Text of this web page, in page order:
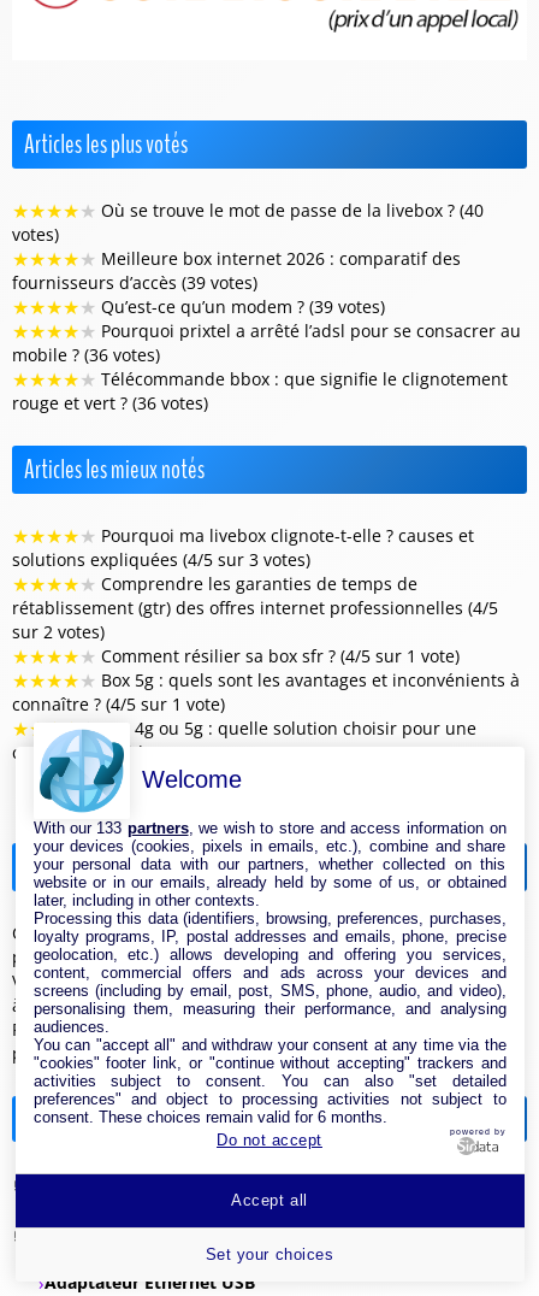
Articles les plus votés
★★★★★ Où se trouve le mot de passe de la livebox ? (40
votes)
★★★★★ Meilleure box internet 2026 : comparatif des
fournisseurs d’accès (39 votes)
★★★★★ Qu’est-ce qu’un modem ? (39 votes)
★★★★★ Pourquoi prixtel a arrêté l’adsl pour se consacrer au
mobile ? (36 votes)
★★★★★ Télécommande bbox : que signifie le clignotement
rouge et vert ? (36 votes)
Articles les mieux notés
★★★★★ Pourquoi ma livebox clignote-t-elle ? causes et
solutions expliquées (4/5 sur 3 votes)
★★★★★ Comprendre les garanties de temps de
rétablissement (gtr) des offres internet professionnelles (4/5
sur 2 votes)
★★★★★ Comment résilier sa box sfr ? (4/5 sur 1 vote)
★★★★★ Box 5g : quels sont les avantages et inconvénients à
connaître ? (4/5 sur 1 vote)
★★ ★★★Box 4g ou 5g : quelle solution choisir pour une
connexion rapide ? (4/5 sur 1 vote)
Actualités
Cette Bbox permet de s’offrir une PS5 Slim à presque moitié
prix - edcom.fr
Vous n’avez pas besoin de 8 Gb/s et du Wi-Fi 7 ? Cette box fibre
à 22,99€ pourrait vous suffire - Ariase
Freebox Pop S : 5 Gb/s et Wi-Fi 7 pour moins de 25 €, où est le
piège ? - DegroupTest
Catégories de la boutique
Adaptateur Ethernet USB
Welcome
With our 133 partners, we wish to store and access information on
your devices (cookies, pixels in emails, etc.), combine and share
your personal data with our partners, whether collected on this
website or in our emails, already held by some of us, or obtained
later, including in other contexts.
Processing this data (identifiers, browsing, preferences, purchases,
loyalty programs, IP, postal addresses and emails, phone, precise
geolocation, etc.) allows developing and offering you services,
content, commercial offers and ads across your devices and
screens (including by email, post, SMS, phone, audio, and video),
personalising them, measuring their performance, and analysing
audiences.
You can "accept all" and withdraw your consent at any time via the
"cookies" footer link, or "continue without accepting" trackers and
activities subject to consent. You can also "set detailed
preferences" and object to processing activities not subject to
consent. These choices remain valid for 6 months.
Do not accept
powered by
Set your choices
Accept all